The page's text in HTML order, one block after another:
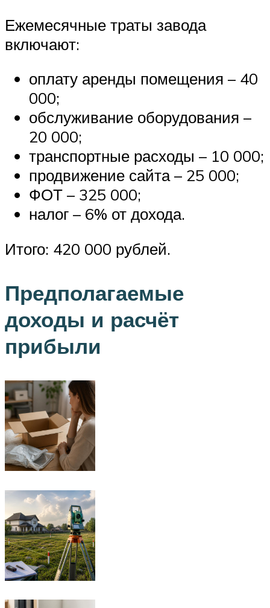
Ежемесячные траты завода
включают:
оплату аренды помещения – 40
000;
обслуживание оборудования –
20 000;
транспортные расходы – 10 000;
продвижение сайта – 25 000;
ФОТ – 325 000;
налог – 6% от дохода.
Итого: 420 000 рублей.
Предполагаемые
доходы и расчёт
прибыли